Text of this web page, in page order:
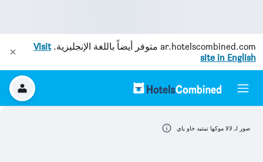
ar.hotelscombined.com متوفر أيضاً باللغة الإنجليزية.Visit
site in English
صور لـ لالا موكها تينتيد خاو ياي